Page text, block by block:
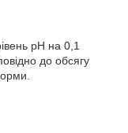
pH на 0,1
до обсягу